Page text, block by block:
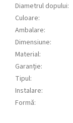
Diametrul dopului:
Culoare:
Ambalare:
Dimensiune:
Material:
Garanție:
Tipul:
Instalare:
Formă: